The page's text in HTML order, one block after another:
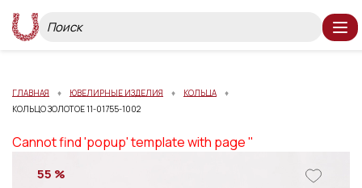
ГЛАВНАЯ ЮВЕЛИРНЫЕ ИЗДЕЛИЯ
КОЛЬЦА
КОЛЬЦО ЗОЛОТОЕ 11-01755-1002
Cannot find 'popup' template with page ''
55 %